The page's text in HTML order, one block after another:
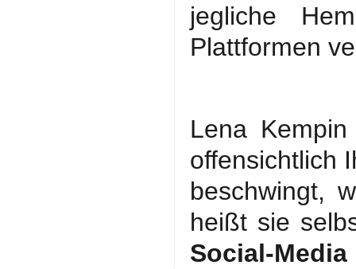
jegliche
Plattformen
Lena
offensichtlich
beschwingt,
heißt sie
Social-